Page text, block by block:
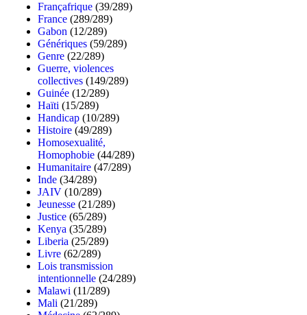
Françafrique (39/289)
France (289/289)
Gabon (12/289)
Génériques (59/289)
Genre (22/289)
Guerre, violences
collectives (149/289)
Guinée (12/289)
Haïti (15/289)
Handicap (10/289)
Histoire (49/289)
Homosexualité,
Homophobie (44/289)
Humanitaire (47/289)
Inde (34/289)
JAIV (10/289)
Jeunesse (21/289)
Justice (65/289)
Kenya (35/289)
Liberia (25/289)
Livre (62/289)
Lois transmission
intentionnelle (24/289)
Malawi (11/289)
Mali (21/289)